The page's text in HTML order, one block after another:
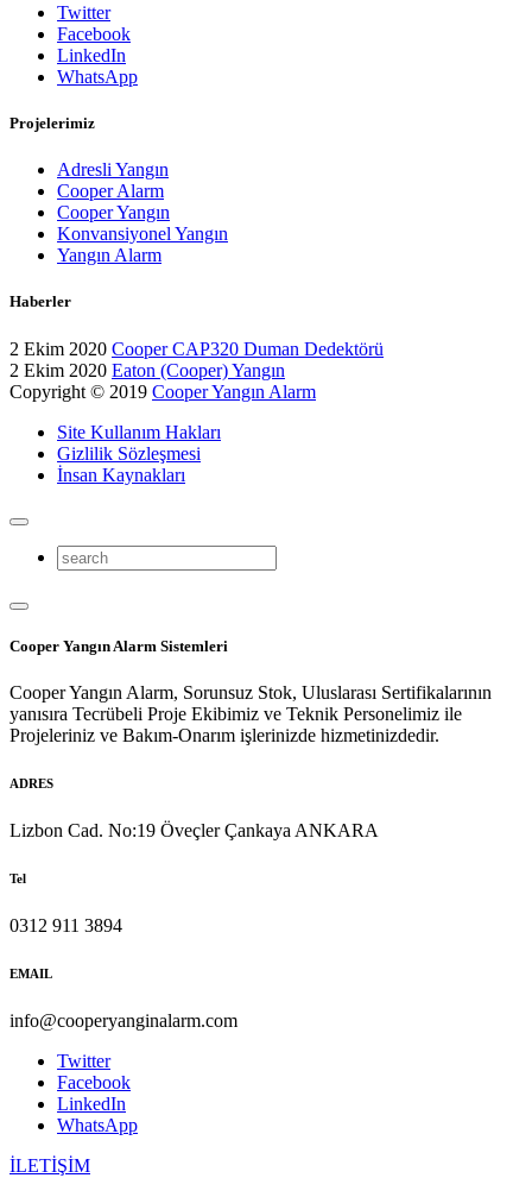
Twitter
Facebook
LinkedIn
WhatsApp
Projelerimiz
Adresli Yangın
Cooper Alarm
Cooper Yangın
Konvansiyonel Yangın
Yangın Alarm
Haberler
2 Ekim 2020 Cooper CAP320 Duman Dedektörü
2 Ekim 2020 Eaton (Cooper) Yangın
Copyright © 2019 Cooper Yangın Alarm
Site Kullanım Hakları
Gizlilik Sözleşmesi
İnsan Kaynakları
Cooper Yangın Alarm Sistemleri
Cooper Yangın Alarm, Sorunsuz Stok, Uluslarası Sertifikalarının
yanısıra Tecrübeli Proje Ekibimiz ve Teknik Personelimiz ile
Projeleriniz ve Bakım-Onarım işlerinizde hizmetinizdedir.
ADRES
Lizbon Cad. No:19 Öveçler Çankaya ANKARA
Tel
0312 911 3894
EMAIL
info@cooperyanginalarm.com
Twitter
Facebook
LinkedIn
WhatsApp
İLETİŞİM